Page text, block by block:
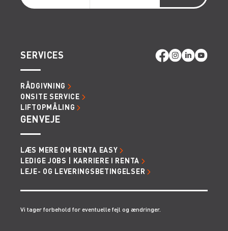
SERVICES
RÅDGIVNING
ONSITE SERVICE
LIFTOPMÅLING
GENVEJE
LÆS MERE OM RENTA EASY
LEDIGE JOBS | KARRIERE I RENTA
LEJE- OG LEVERINGSBETINGELSER
Vi tager forbehold for eventuelle fejl og ændringer.